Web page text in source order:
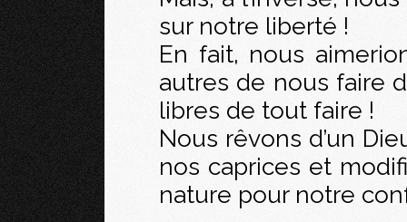
sur notre liberté !
En fait, nous
autres de nous faire
libres de tout faire !
Nous rêvons d’un
nos caprices et
nature pour notre